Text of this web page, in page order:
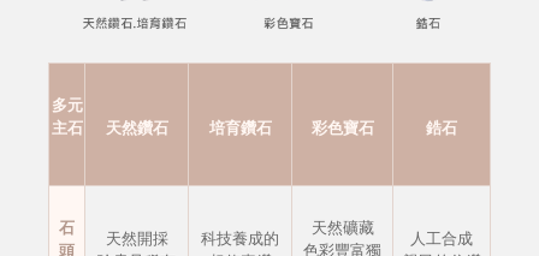
多元
主石
天然鑽石 培育鑽石 彩色寶石 鋯石
石
頭
天然開採
科技養成的
天然礦藏
色彩豐富獨
人工合成